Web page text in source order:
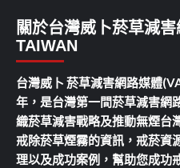
關於台灣威卜菸草減
TAIWAN
台灣威卜 菸草減害網路媒體
年，是台灣第一間菸草減害網
織菸草減害戰略及推動無煙台
戒除菸草煙霧的資訊，戒菸資
理以及成功案例，幫助您成功